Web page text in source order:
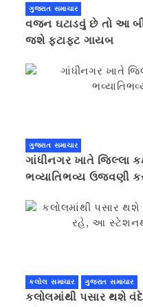
ગુજરાત સમાચાર
વજન ઘટાડવું છે તો આ
જશે ફટાફટ ગાયબ
ગુજરાત સમાચાર
ગાંધીનગર ખાતે જિલ્લા
ભવ્યાતિભવ્ય ઉજવણી
કલોલ સમાચાર ગુજરાત સમાચાર
કલોલમાંથી પસાર થશે